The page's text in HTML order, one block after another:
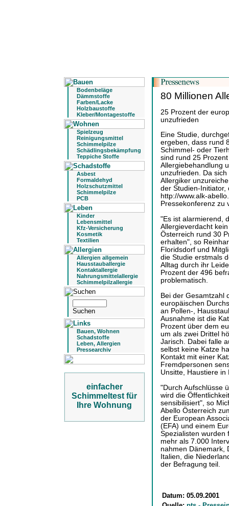
Bodenbeläge
Dämmstoffe
Farben/Lacke
Holzbaustoffe
Kleber/Montagestoffe
Spielzeug
Reinigungsmittel
Schimmelpilze
Schädlingsbekämpfung
Teppiche Stoffe
Asbest
Formaldehyd
Holzschutzmittel
Schimmelpilze
PCB
Kinder
Lebensmittel
Kfz-Versicherung
Kosmetik
Textilien
Allergien allgemein
Hausstauballergie
Kontaktallergie
Nahrungsmittelallergie
Schimmelpilzallergie
Bauen, Wohnen
Schadstoffe
Leben, Allergien
Pressearchiv
einfacher
Schimmeltest für
Ihre Wohnung
80 Millionen
25 Prozent der
unzufrieden
Eine Studie,
ergeben, dass rund
Schimmel- oder
sind rund 25
Allergiebehandlung
unzufrieden. Da
Allergiker
der Studien-Initiator,
http://www.alk-
Pressekonferenz zu
"Es ist alarmierend,
Allergieverdacht
Österreich rund 30
erhalten", so
Floridsdorf und
die Studie erstmals
Alltag durch ihr
Prozent der 496
problematisch.
Bei der Gesamtzahl
europäischen
an Pollen-,
Ausnahme ist die
Prozent über dem
um als zwei Drittel
Jarisch. Dabei falle
selbst keine Katze
Kontakt mit einer
Fremdpersonen
Unsitte, Haustiere
"Durch Aufschlüsse
wird die
sensibilisiert", so
Abello Österreich
der European
(EFA) und einem
Spezialisten wurden
mehr als 7.000
nahmen Dänemark,
Italien, die
der Befragung teil.
Datum: 05.09.2001